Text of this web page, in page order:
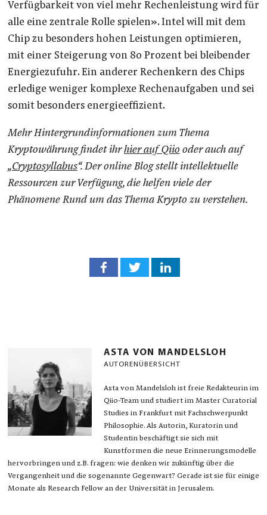
Verfügbarkeit von viel mehr Rechenleistung wird für
alle eine zentrale Rolle spielen». Intel will mit dem
Chip zu besonders hohen Leistungen optimieren,
mit einer Steigerung von 80 Prozent bei bleibender
Energiezufuhr. Ein anderer Rechenkern des Chips
erledige weniger komplexe Rechenaufgaben und sei
somit besonders energieeffizient.
Mehr Hintergrundinformationen zum Thema
Kryptowährung findet ihrhier auf Qiio oder auch auf
„Cryptosyllabus“. Der online Blog stellt intellektuelle
Ressourcen zur Verfügung, die helfen viele der
Phänomene Rund um das Thema Krypto zu verstehen.
ASTA VON MANDELSLOH
AUTORENÜBERSICHT
Asta von Mandelsloh ist freie Redakteurin im
Qiio-Team und studiert im Master Curatorial
Studies in Frankfurt mit Fachschwerpunkt
Philosophie. Als Autorin, Kuratorin und
Studentin beschäftigt sie sich mit
Kunstformen die neue Erinnerungsmodelle
hervorbringen und z.B. fragen: wie denken wir zukünftig über die
Vergangenheit und die sogenannte Gegenwart? Gerade ist sie für einige
Monate als Research Fellow an der Universität in Jerusalem.